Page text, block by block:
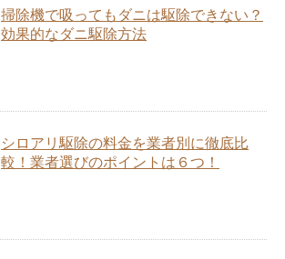
掃除機で吸ってもダニは駆除できない？
効果的なダニ駆除方法
シロアリ駆除の料金を業者別に徹底比
較！業者選びのポイントは６つ！